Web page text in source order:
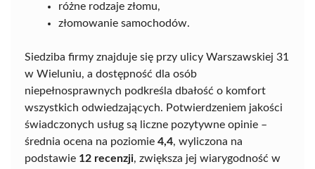
różne rodzaje złomu,
złomowanie samochodów.
Siedziba firmy znajduje się przy ulicy Warszawskiej 31
w Wieluniu, a dostępność dla osób
niepełnosprawnych podkreśla dbałość o komfort
wszystkich odwiedzających. Potwierdzeniem jakości
świadczonych usług są liczne pozytywne opinie –
średnia ocena na poziomie 4,4, wyliczona na
podstawie 12 recenzji, zwiększa jej wiarygodność w